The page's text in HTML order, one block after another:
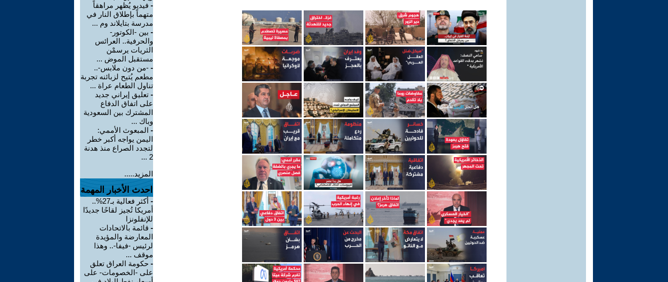
- فيديو يُظهر مراهقاً
متهماً بإطلاق النار في
مدرسة بتايلاند وم ...
- بين -الكوتور-
والحرفية.. العرائس
الثريات يرسمْن
مستقبل الموض ...
- -من دون ملابس-..
مطعم يُتيح لزبائنه تجربة
تناول الطعام عراة ...
- تعليق إيراني جديد
على اتفاق الدفاع
المشترك بين السعودية
وباك ...
- المبعوث الأممي:
اليمن يواجه أكبر خطر
لتجدد الصراع منذ هدنة
2 ...
المزيد.....
احدث الأخبار المهمة
-
أكثر فعالية بـ27%..
أمريكا تُجيز لقاحًا جديدًا
للإنفلونزا
- قائمة بالاتحادات
المعارضة والمؤيدة
لرئيس -فيفا-.. وهذا
موقف ...
- حكومة العراق تعلق
على -الخصومات- على